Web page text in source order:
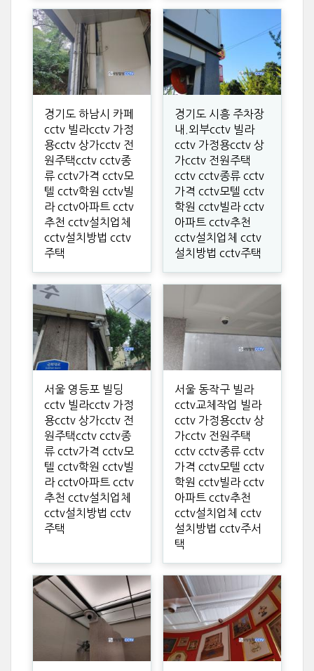
경기도 하남시 카페
cctv 빌라cctv 가정
용cctv 상가cctv 전
원주택cctv cctv종
류 cctv가격 cctv모
텔 cctv학원 cctv빌
라 cctv아파트 cctv
추천 cctv설치업체
cctv설치방법 cctv
주택
경기도 시흥 주차장
내.외부cctv 빌라
cctv 가정용cctv 상
가cctv 전원주택
cctv cctv종류 cctv
가격 cctv모텔 cctv
학원 cctv빌라 cctv
아파트 cctv추천
cctv설치업체 cctv
설치방법 cctv주택
서울 영등포 빌딩
cctv 빌라cctv 가정
용cctv 상가cctv 전
원주택cctv cctv종
류 cctv가격 cctv모
텔 cctv학원 cctv빌
라 cctv아파트 cctv
추천 cctv설치업체
cctv설치방법 cctv
주택
서울 동작구 빌라
cctv교체작업 빌라
cctv 가정용cctv 상
가cctv 전원주택
cctv cctv종류 cctv
가격 cctv모텔 cctv
학원 cctv빌라 cctv
아파트 cctv추천
cctv설치업체 cctv
설치방법 cctv주서
택